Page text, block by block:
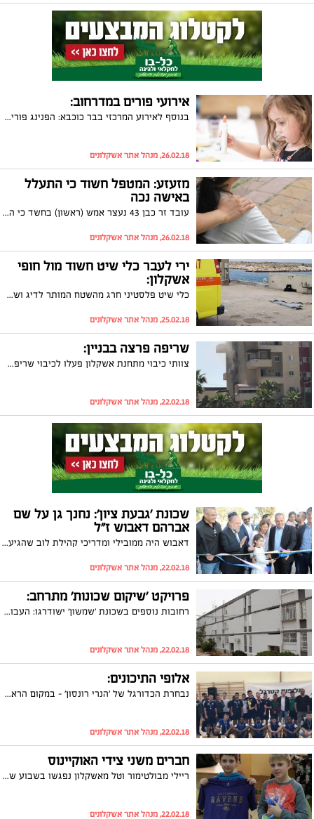
אירועי פורים במדרחוב:
בנוסף לאירוע המרכזי בבר כוכבא: הפנינג פורים גם במדרחוב ושפע אירועים לכל המשפחה יניב בן משיח לציבור הדתי, פורימונים של תנועות הנוער, הפנינג חגיגי לבעלי צרכים מיוחדים ועוד.
26.02.18, מנהל אתר אשקלונים
מזעזע: המטפל חשוד כי התעלל
באישה נכה
עובד זר כבן 43 נעצר אמש (ראשון) בחשד כי התעלל בתושבת העיר המשותקת בפלג גופה התחתון בה טיפל, ואף ייתכן כי פגע בה מינית. בחקירתו הכחיש את המיוחס לו
26.02.18, מנהל אתר אשקלונים
ירי לעבר כלי שיט חשוד מול חופי
אשקלון:
כלי שיט פלסטיני חרג מהשטח המותר לדיג ושט צפונה לכיוון חופי אשקלון. כוחות צה"ל ביצעו ירי לעברו וכתוצאה מכך אחד החשודים שהיו על הסירה נפגע ומת מפצעיו. מצה"ל נמסר: "האירוע יתוחקר"
25.02.18, מנהל אתר אשקלונים
שריפה פרצה בבניין:
צוותי כיבוי מתחנת אשקלון פעלו לכיבוי שריפת בית בבניין בשכונת ברנע. בשלב זה לוחמי האש מבצעים פעולות כיבוי וסריקה לאיתור לכודים
22.02.18, מנהל אתר אשקלונים
שכונת 'גבעת ציון': נחנך גן על שם
אברהם דאבוש ז"ל
דאבוש היה ממובילי ומדריכי קהילת לוב שהגיעה לעיר בשנות ה-50. בתו של אברהם, נורית דאבוש: "ההנצחה של אבי ז"ל על ידי עיריית אשקלון ראויה להערכה"
22.02.18, מנהל אתר אשקלונים
פרויקט 'שיקום שכונות' מתרחב:
רחובות נוספים בשכונת 'שמשון' ישודרגו: העבודות יכללו שדרוג ושיקום תשתיות המים והביוב בבניינים ברחובות אלו וסלילת שבילי גישה חדשים
22.02.18, מנהל אתר אשקלונים
אלופי התיכונים:
נבחרת הכדורגל של 'הנרי רונסון' - במקום הראשון בטורניר בתי הספר התיכוניים
22.02.18, מנהל אתר אשקלונים
חברים משני צידי האוקיינוס
ריילי מבולטימור וטל מאשקלון נפגשו בשבוע שעבר בבית ספר "דקל", בית הספר של טל, כחלק מביקורו של ריילי ומשפחתו בישראל. המפגש חיזק את החברות ביניהם אשר החלה במסגרת פרויקט ''תאומי קריאה'' של שותפות אשקלון - בולטימור בו הם לקחו חלק
22.02.18, מנהל אתר אשקלונים